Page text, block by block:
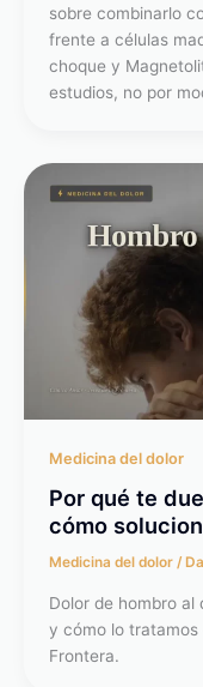
sobre combinarlo
frente a células
choque y
estudios, no por
Medicina del dolor
Por qué te
cómo
Medicina del dolor/
Dolor de hombro al
y cómo lo tratamos
Frontera.